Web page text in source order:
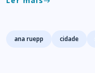
Tags
ana ruepp cidade